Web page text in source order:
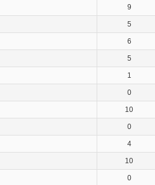
9
5
6
5
1
0
10
0
4
10
0